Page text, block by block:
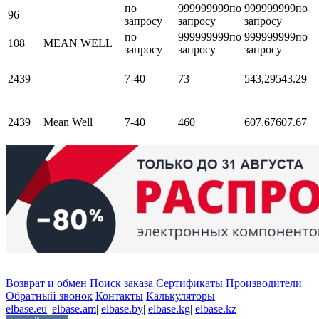
96
по
запросу
999999999по
запросу
999999999по
запросу
108
MEAN WELL
по
запросу
999999999по
запросу
999999999по
запросу
2439 7-40 73 543,29543.29
2439 Mean Well 7-40 460 607,67607.67
Возврат и обмен Поиск заказа Сертификаты Производители
Обратный звонок Контакты Калькуляторы
elbase.eu| elbase.am| elbase.by| elbase.kg| elbase.kz